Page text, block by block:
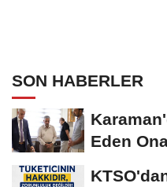
SON HABERLER
Eden